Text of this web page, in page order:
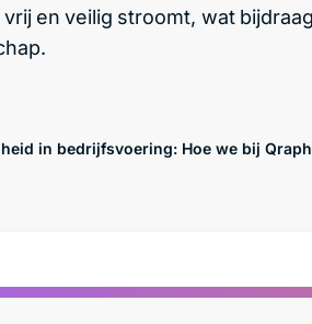
en veilig stroomt, wat